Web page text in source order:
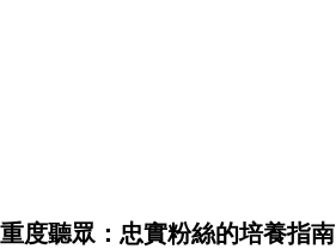
重度聽眾：忠實粉絲的培養指南